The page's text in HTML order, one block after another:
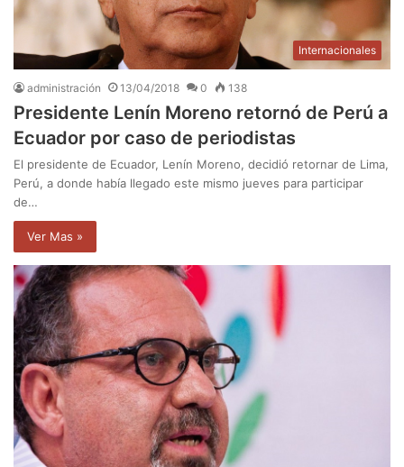
Internacionales
administración 13/04/2018 0 138
Presidente Lenín Moreno retornó de Perú a
Ecuador por caso de periodistas
El presidente de Ecuador, Lenín Moreno, decidió retornar de Lima,
Perú, a donde había llegado este mismo jueves para participar
de…
Ver Mas »